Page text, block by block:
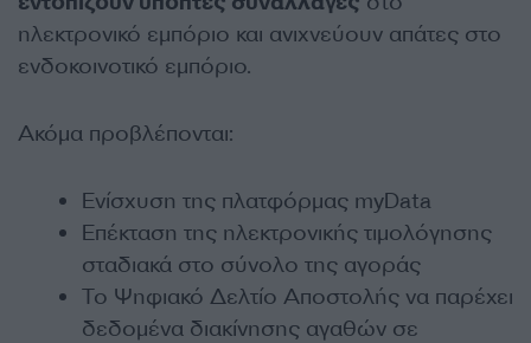
ηλεκτρονικό εμπόριο και ανιχνεύουν απάτες στο
ενδοκοινοτικό εμπόριο.
Ακόμα προβλέπονται:
Ενίσχυση της πλατφόρμας myData
Επέκταση της ηλεκτρονικής τιμολόγησης
σταδιακά στο σύνολο της αγοράς
Το Ψηφιακό Δελτίο Αποστολής να παρέχει
δεδομένα διακίνησης αγαθών σε